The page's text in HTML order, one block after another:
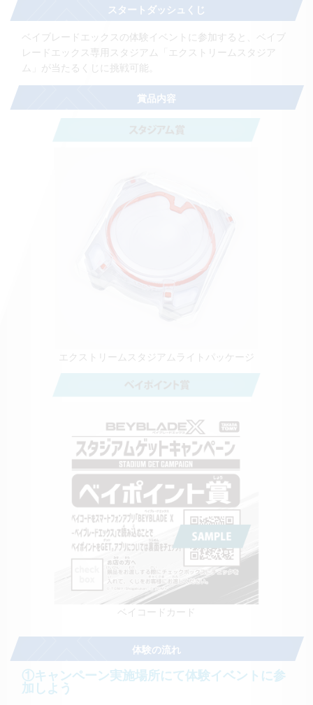
スタートダッシュくじ
ベイブレードエックスの体験イベントに参加すると、ベイブ
レードエックス専用スタジアム「エクストリームスタジア
ム」が当たるくじに挑戦可能。
賞品内容
エクストリームスタジアムライトパッケージ
ベイコードカード
体験の流れ
①キャンペーン実施場所にて体験イベントに参
加しよう